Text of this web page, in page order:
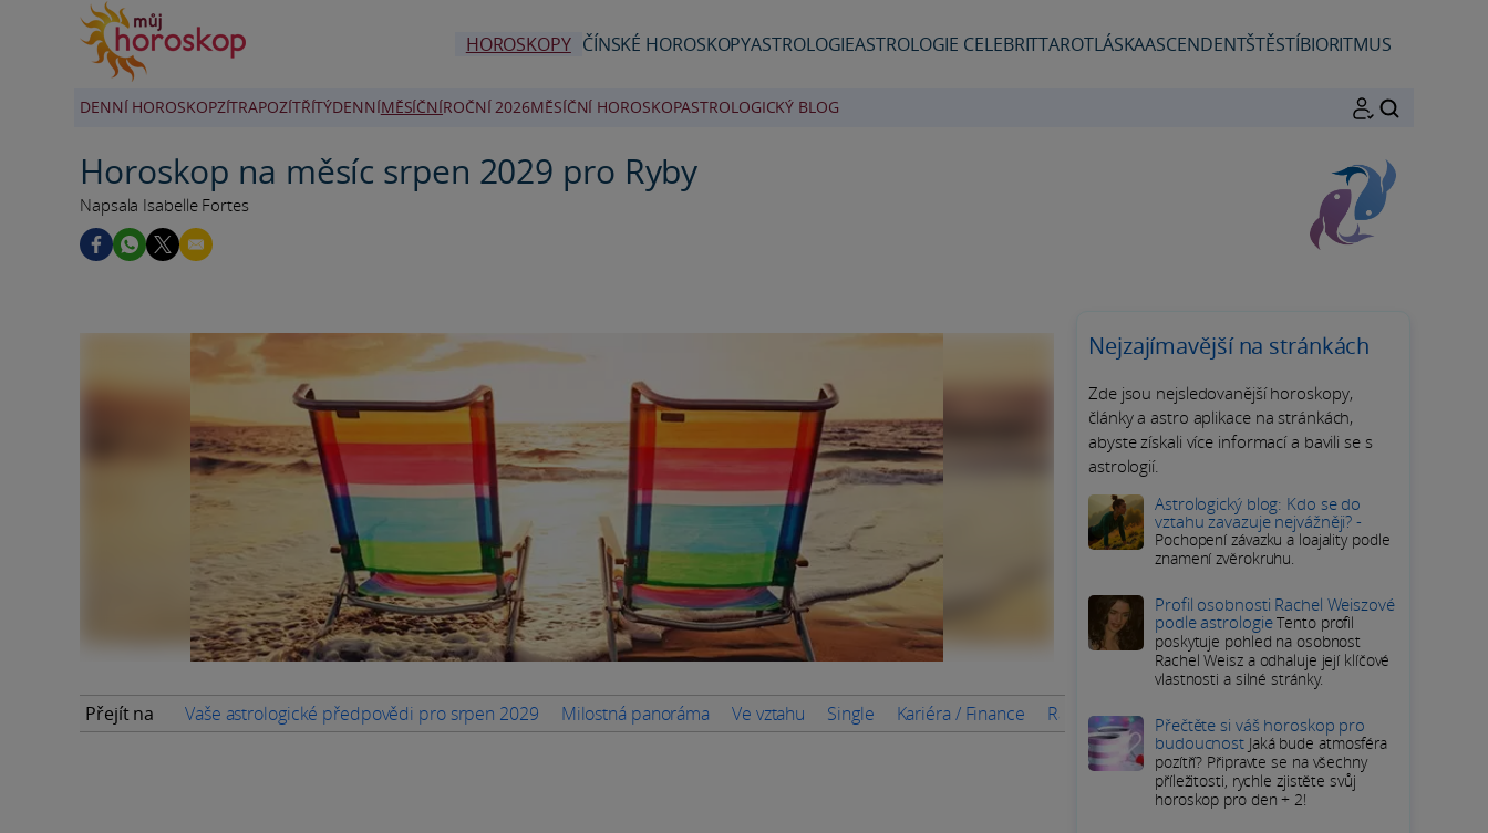
HOROSKOPY ČÍNSKÉ HOROSKOPYASTROLOGIEASTROLOGIE CELEBRITTAROTLÁSKAASCENDENTŠTĚSTÍBIORITMUS
DENNÍ HOROSKOPZÍTRAPOZÍTŘÍTÝDENNÍMĚSÍČNÍROČNÍ 2026MĚSÍČNÍ HOROSKOPASTROLOGICKÝ BLOG
Horoskop na měsíc srpen 2029 pro Ryby
Napsala Isabelle Fortes
Přejít na Vaše astrologické předpovědi pro srpen 2029 Milostná panoráma Ve vztahu Single Kariéra / Finance Rady na měsíc PODROBNÝ HOROSKOP Ryb
Nejzajímavější na stránkách
Zde jsou nejsledovanější horoskopy,
články a astro aplikace na stránkách,
abyste získali více informací a bavili se s
astrologií.
Astrologický blog: Kdo se do
vztahu zavazuje nejvážněji? -
Pochopení závazku a loajality podle
znamení zvěrokruhu.
Profil osobnosti Rachel Weiszové
podle astrologieTento profil
poskytuje pohled na osobnost
Rachel Weisz a odhaluje její klíčové
vlastnosti a silné stránky.
Přečtěte si váš horoskop pro
budoucnost Jaká bude atmosféra
pozítří? Připravte se na všechny
příležitosti, rychle zjistěte svůj
horoskop pro den + 2!